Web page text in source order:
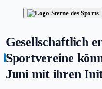
Gesellschaftlich
Sportvereine
Juni mit ihren